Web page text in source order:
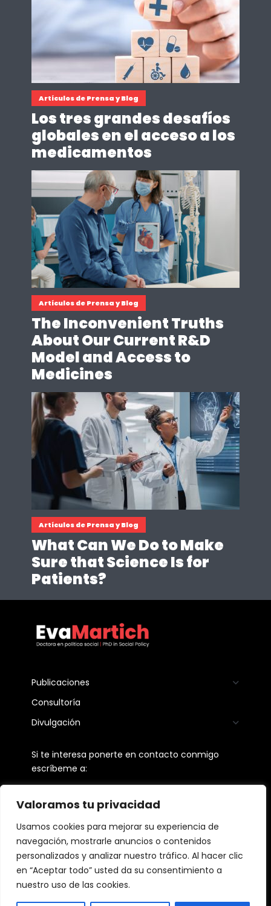
Valoramos tu privacidad
Usamos cookies para mejorar su experiencia de
navegación, mostrarle anuncios o contenidos
personalizados y analizar nuestro tráfico. Al hacer clic
en “Aceptar todo” usted da su consentimiento a
nuestro uso de las cookies.
Artículos de Prensa y Blog
Los tres grandes desafíos
globales en el acceso a los
medicamentos
Artículos de Prensa y Blog
The Inconvenient Truths
About Our Current R&D
Model and Access to
Medicines
Artículos de Prensa y Blog
What Can We Do to Make
Sure that Science Is for
Patients?
Publicaciones
Consultoría
Divulgación
Si te interesa ponerte en contacto conmigo
escríbeme a:
Seguime en:
Aviso Legal